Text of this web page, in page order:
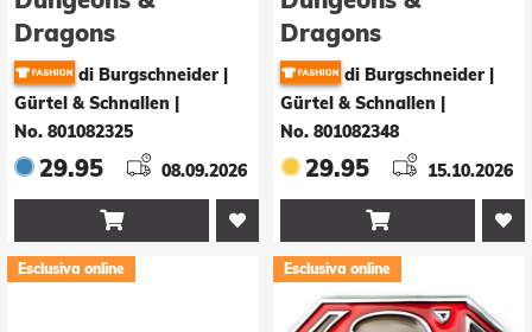
Dragons
Buchträger Wizard
Brown
di Burgschneider |
Gürtel & Schnallen
No. 801082325
29.95 08.09.2026

Dragons
Buchträger Wizard
Black
di Burgschneider |
Gürtel & Schnallen
No. 801082348
29.95 15.10.2026

Esclusiva online Esclusiva online